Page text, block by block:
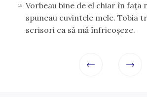
19
Vorbeau bine de el chiar în faţa
spuneau cuvintele mele. Tobia
scrisori ca să mă înfricoşeze.